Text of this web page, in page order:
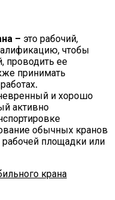
– это рабочий,
чтобы
проводить ее
принимать
.
и хорошо
активно
обычных кранов
площадки или
крана